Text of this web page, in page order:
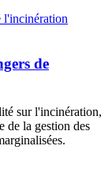
de
sur l'incinération,
de la gestion des